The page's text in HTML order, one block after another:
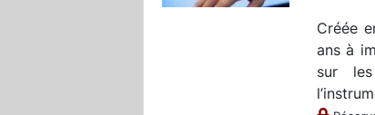
Créée
ans à
sur